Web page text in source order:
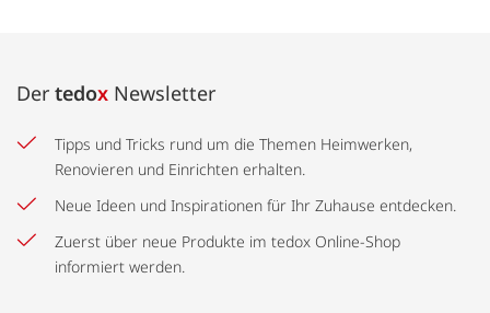
Der tedox Newsletter
Tipps und Tricks rund um die Themen Heimwerken,
Renovieren und Einrichten erhalten.
Neue Ideen und Inspirationen für Ihr Zuhause entdecken.
Zuerst über neue Produkte im tedox Online-Shop
informiert werden.